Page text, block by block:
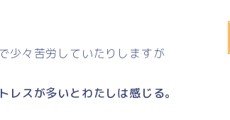
少々苦労していたりしますが
スが多いとわたしは感じる。